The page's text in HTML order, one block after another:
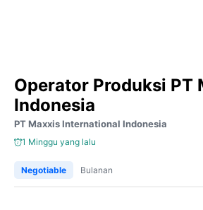
Operator Produksi PT
Indonesia
PT Maxxis International Indonesia
1 Minggu yang lalu
Negotiable Bulanan